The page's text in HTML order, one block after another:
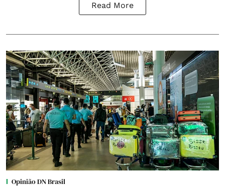
Read More
Opinião DN Brasil